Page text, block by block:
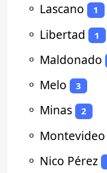
⚬ Lascano 1
⚬ Libertad 1
⚬ Maldonado
⚬ Melo 3
⚬ Minas 2
⚬ Montevideo
⚬ Nico Pérez